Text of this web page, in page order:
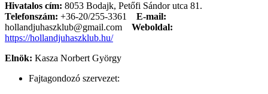
Hivatalos cím: 8053 Bodajk, Petőfi Sándor utca 81.
Telefonszám: +36-20/255-3361
E-mail:
hollandjuhaszklub@gmail.com
Weboldal:
https://hollandjuhaszklub.hu/
Elnök: Kasza Norbert György
Fajtagondozó szervezet: